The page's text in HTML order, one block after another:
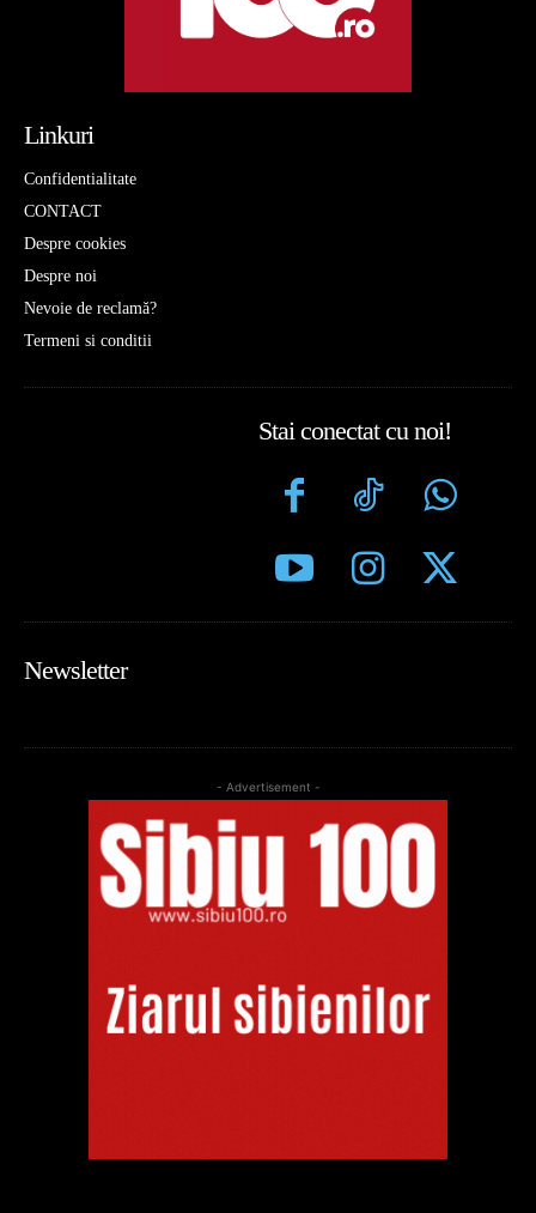
Linkuri
Confidentialitate
CONTACT
Despre cookies
Despre noi
Nevoie de reclamă?
Termeni si conditii
Stai conectat cu noi!
Newsletter
- Advertisement -